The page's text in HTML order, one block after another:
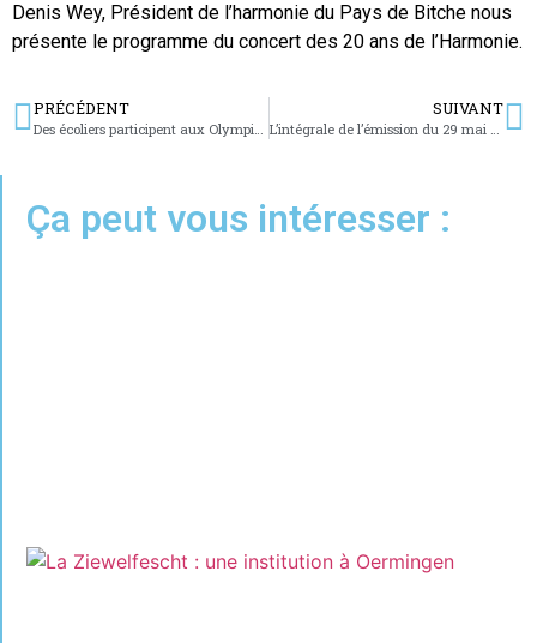
Denis Wey, Président de l’harmonie du Pays de Bitche nous
présente le programme du concert des 20 ans de l’Harmonie.
PRÉCÉDENT
Des écoliers participent aux Olympiades Séniors de Moselle
SUIVANT
L’intégrale de l’émission du 29 mai 2024
Ça peut vous intéresser :